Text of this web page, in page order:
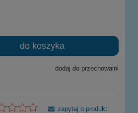
do koszyka
dodaj do przechowalni
zapytaj o produkt